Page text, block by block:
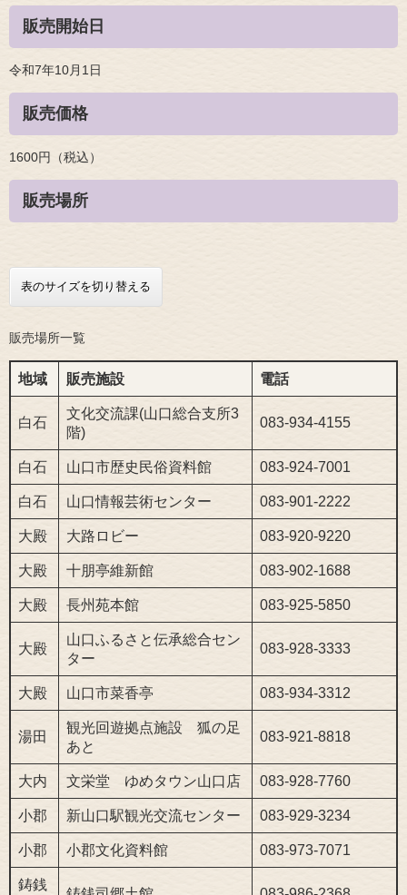
販売開始日
令和7年10月1日
販売価格
1600円（税込）
販売場所
表のサイズを切り替える
地域 販売施設 電話
販売場所一覧
白石
文化交流課(山口総合支所3
階)
083-934-4155
白石 山口市歴史民俗資料館 083-924-7001
白石 山口情報芸術センター 083-901-2222
大殿 大路ロビー 083-920-9220
大殿 十朋亭維新館 083-902-1688
大殿 長州苑本館 083-925-5850
大殿
山口ふるさと伝承総合セン
ター
083-928-3333
大殿 山口市菜香亭 083-934-3312
湯田
観光回遊拠点施設 狐の足
あと
083-921-8818
大内 文栄堂 ゆめタウン山口店 083-928-7760
小郡 新山口駅観光交流センター 083-929-3234
小郡 小郡文化資料館 083-973-7071
鋳銭